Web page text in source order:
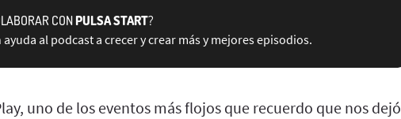
CONPULSA START?
al podcast a crecer y crear más y mejores episodios.
uno de los eventos más flojos que recuerdo que nos dejó